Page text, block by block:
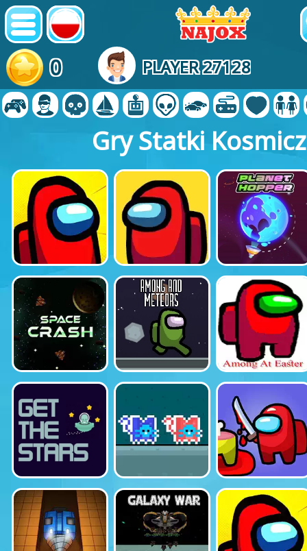
0 PLAYER 27128
Gry Statki